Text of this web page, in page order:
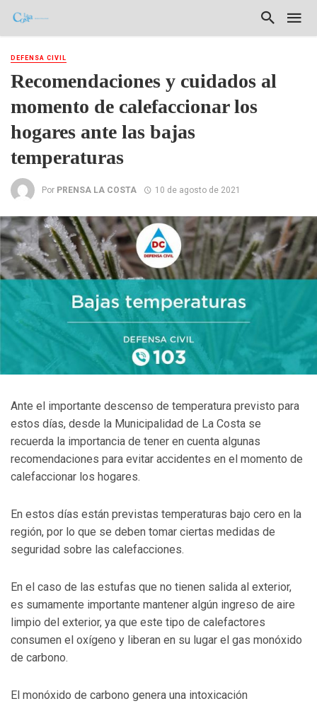
DEFENSA CIVIL
Recomendaciones y cuidados al
momento de calefaccionar los
hogares ante las bajas
temperaturas
Por PRENSA LA COSTA 10 de agosto de 2021
Ante el importante descenso de temperatura previsto para
estos días, desde la Municipalidad de La Costa se
recuerda la importancia de tener en cuenta algunas
recomendaciones para evitar accidentes en el momento de
calefaccionar los hogares.
En estos días están previstas temperaturas bajo cero en la
región, por lo que se deben tomar ciertas medidas de
seguridad sobre las calefacciones.
En el caso de las estufas que no tienen salida al exterior,
es sumamente importante mantener algún ingreso de aire
limpio del exterior, ya que este tipo de calefactores
consumen el oxígeno y liberan en su lugar el gas monóxido
de carbono.
El monóxido de carbono genera una intoxicación